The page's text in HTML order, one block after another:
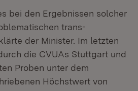
bei den Ergebnissen solcher
trans-
der Minister. Im letzten
die CVUAs Stuttgart und
Proben unter dem
Höchstwert von